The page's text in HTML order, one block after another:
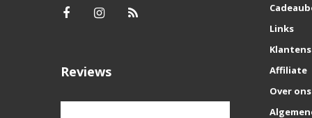
Reviews
Links
Affiliate
Over ons